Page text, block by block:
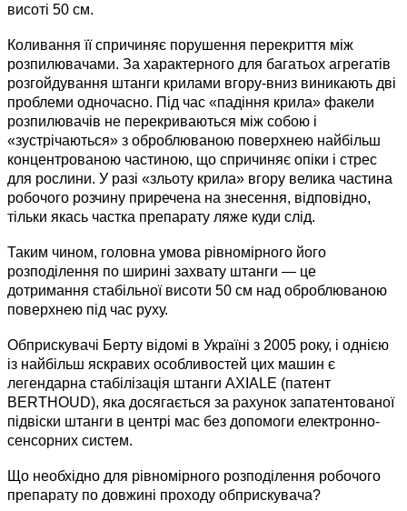
висоті 50 см.
Коливання її спричиняє порушення перекриття між
розпилювачами. За характерного для багатьох агрегатів
розгойдування штанги крилами вгору-вниз виникають дві
проблеми одночасно. Під час «падіння крила» факели
розпилювачів не перекриваються між собою і
«зустрічаються» з оброблюваною поверхнею найбільш
концентрованою частиною, що спричиняє опіки і стрес
для рослини. У разі «зльоту крила» вгору велика частина
робочого розчину приречена на знесення, відповідно,
тільки якась частка препарату ляже куди слід.
Таким чином, головна умова рівномірного його
розподілення по ширині захвату штанги — це
дотримання стабільної висоти 50 см над оброблюваною
поверхнею під час руху.
Обприскувачі Берту відомі в Україні з 2005 року, і однією
із найбільш яскравих особливостей цих машин є
легендарна стабілізація штанги AXIALE (патент
BERTHOUD), яка досягається за рахунок запатентованої
підвіски штанги в центрі мас без допомоги електронно-
сенсорних систем.
Що необхідно для рівномірного розподілення робочого
препарату по довжині проходу обприскувача?